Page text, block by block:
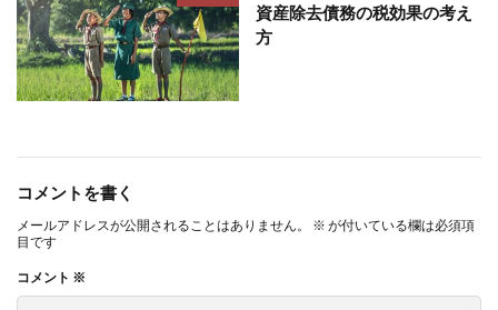
資産除去債務の税効果の考え
方
コメントを書く
メールアドレスが公開されることはありません。 ※ が付いている欄は必須項
目です
コメント ※